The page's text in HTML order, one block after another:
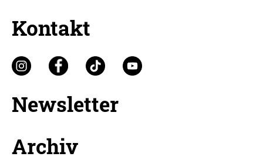
Kontakt
Newsletter
Archiv